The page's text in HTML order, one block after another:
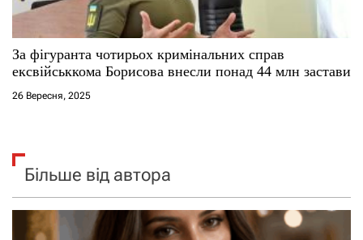
За фігуранта чотирьох кримінальних справ
ексвійськкома Борисова внесли понад 44 млн застави
26 Вересня, 2025
Більше від автора